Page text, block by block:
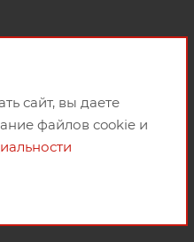
сайт, вы даете
файлов cookie и